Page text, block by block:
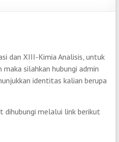
dan XIII-Kimia Analisis, untuk
silahkan hubungi admin
identitas kalian berupa
dihubungi melalui link berikut